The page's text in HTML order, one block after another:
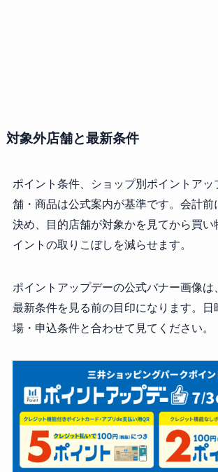
対象外店舗と最新条件
ポイント条件、ショップ別ポイントアッ
舗・商品は公式案内が基準です。会計前
決め、目的店舗が対象かを見てから買い
イントの取りこぼしを減らせます。
ポイントアップデーの公式バナー画像は
最新条件を見る前の目印になります。日
場・申込条件と合わせて見てください。